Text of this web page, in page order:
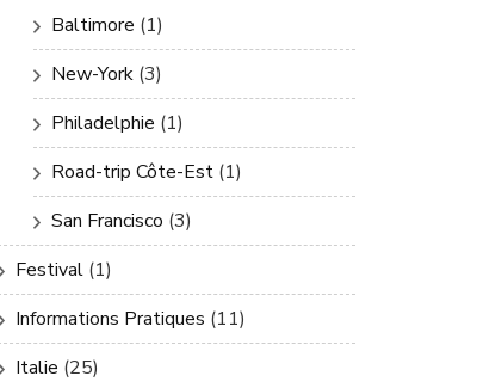
Baltimore (1)
New-York (3)
Philadelphie (1)
Road-trip Côte-Est (1)
San Francisco (3)
Festival (1)
Informations Pratiques (11)
Italie (25)